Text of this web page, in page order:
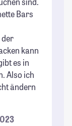
Bars
der
kann
es in
Also ich
ändern